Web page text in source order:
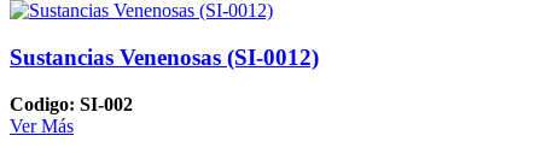
Sustancias Venenosas (SI-0012)
Codigo: SI-002
Ver Más